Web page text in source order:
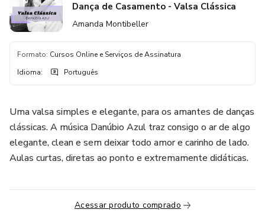
Dança de Casamento - Valsa Clássica
Amanda Montibeller
Formato: Cursos Online e Serviços de Assinatura
Idioma: Português
Uma valsa simples e elegante, para os amantes de danças
clássicas. A música Danúbio Azul traz consigo o ar de algo
elegante, clean e sem deixar todo amor e carinho de lado.
Aulas curtas, diretas ao ponto e extremamente didáticas.
Acessar produto comprado